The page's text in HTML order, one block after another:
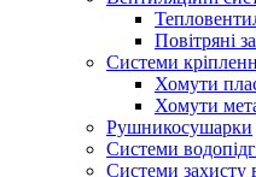
Повітряні
Системи
Хомути
Хомути
Рушникосушарки
Системи
Системи захисту